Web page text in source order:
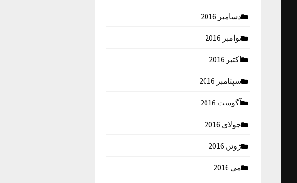
دسامبر 2016
نوامبر 2016
اکتبر 2016
سپتامبر 2016
آگوست 2016
جولای 2016
ژوئن 2016
می 2016